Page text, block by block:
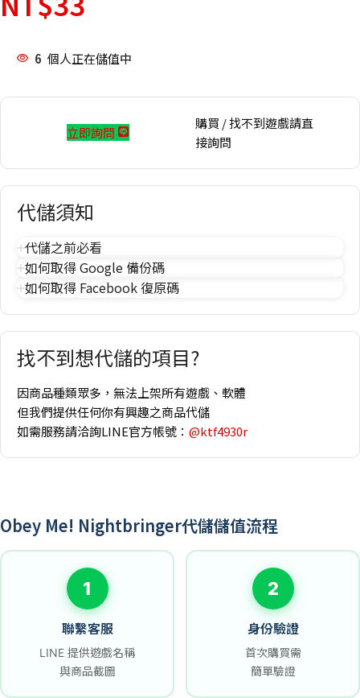
6 個人正在儲值中
立即詢問
購買 / 找不到遊戲請直
接詢問
代儲須知
代儲之前必看
如何取得 Google 備份碼
如何取得 Facebook 復原碼
找不到想代儲的項目?
因商品種類眾多，無法上架所有遊戲、軟體
但我們提供任何你有興趣之商品代儲
如需服務請洽詢LINE官方帳號： @ktf4930r
Obey Me! Nightbringer代儲儲值流程
1
聯繫客服
LINE 提供遊戲名稱
與商品截圖
2
身份驗證
首次購買需
簡單驗證